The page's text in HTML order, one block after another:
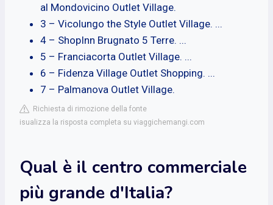
al Mondovicino Outlet Village.
3 – Vicolungo the Style Outlet Village. ...
4 – ShopInn Brugnato 5 Terre. ...
5 – Franciacorta Outlet Village. ...
6 – Fidenza Village Outlet Shopping. ...
7 – Palmanova Outlet Village.
Richiesta di rimozione della fonte
isualizza la risposta completa su viaggichemangi.com
Qual è il centro commerciale
più grande d'Italia?